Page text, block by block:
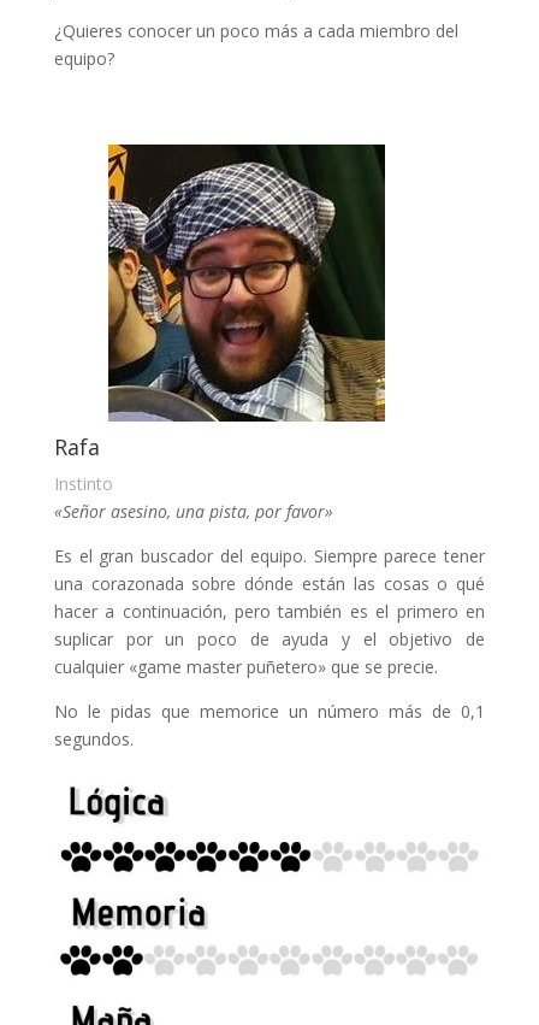
¿Quieres conocer un poco más a cada miembro del
equipo?
Rafa
Instinto
«Señor asesino, una pista, por favor»
Es el gran buscador del equipo. Siempre parece tener
una corazonada sobre dónde están las cosas o qué
hacer a continuación, pero también es el primero en
suplicar por un poco de ayuda y el objetivo de
cualquier «game master puñetero» que se precie.
No le pidas que memorice un número más de 0,1
segundos.